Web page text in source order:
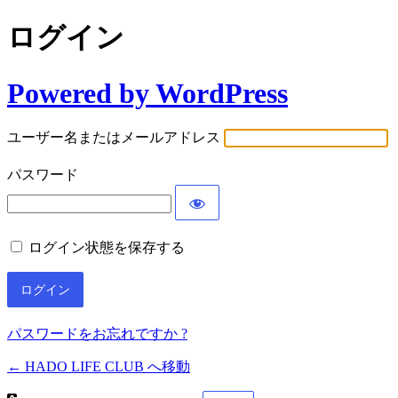
ログイン
Powered by WordPress
ユーザー名またはメールアドレス
パスワード
ログイン状態を保存する
パスワードをお忘れですか ?
← HADO LIFE CLUB へ移動